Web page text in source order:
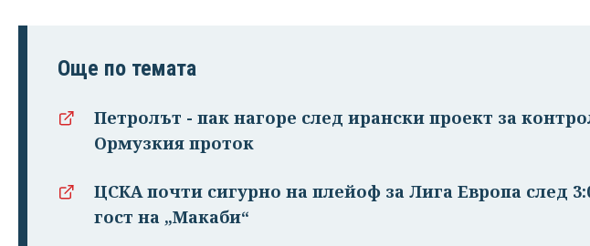
Още по темата
Петролът - пак нагоре след ирански проект за
Ормузкия проток
ЦСКА почти сигурно на плейоф за Лига Европа след
гост на „Макаби“